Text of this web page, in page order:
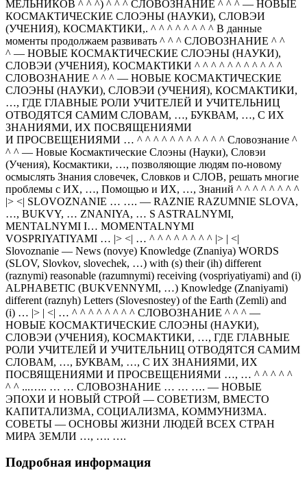
МЕЛЬНИКОВ ^ ^ ^) ^ ^ ^ СЛОВОЗНАНИЕ ^ ^ ^ — НОВЫЕ
КОСМАКТИЧЕСКИЕ СЛОЭНЫ (НАУКИ), СЛОВЭИ
(УЧЕНИЯ), КОСМАКТИКИ,. ^ ^ ^ ^ ^ ^ ^ ^ В данные
моменты продолжаем развивать ^ ^ ^ СЛОВОЗНАНИЕ ^ ^
^ — НОВЫЕ КОСМАКТИЧЕСКИЕ СЛОЭНЫ (НАУКИ),
СЛОВЭИ (УЧЕНИЯ), КОСМАКТИКИ ^ ^ ^ ^ ^ ^ ^ ^ ^ ^ ^
СЛОВОЗНАНИЕ ^ ^ ^ — НОВЫЕ КОСМАКТИЧЕСКИЕ
СЛОЭНЫ (НАУКИ), СЛОВЭИ (УЧЕНИЯ), КОСМАКТИКИ,
…, ГДЕ ГЛАВНЫЕ РОЛИ УЧИТЕЛЕЙ И УЧИТЕЛЬНИЦ
ОТВОДЯТСЯ САМИМ СЛОВАМ, …, БУКВАМ, …, С ИХ
ЗНАНИЯМИ, ИХ ПОСВЯЩЕНИЯМИ
И ПРОСВЕЩЕНИЯМИ … ^ ^ ^ ^ ^ ^ ^ ^ ^ ^ ^ Словознание ^
^ ^ — Новые Космактические Слоэны (Науки), Словэи
(Учения), Космактики, …, позволяющие людям по-новому
осмыслять Знания словечек, Словков и СЛОВ, решать многие
проблемы с ИХ, …, Помощью и ИХ, …, Знаний ^ ^ ^ ^ ^ ^ ^ ^
|> <| SLOVOZNANIE … …. — RAZNIE RAZUMNIE SLOVA,
…, BUKVY, … ZNANIYA, … S ASTRALNYMI,
MENTALNYMI I… MOMENTALNYMI
VOSPRIYATIYAMI … |> <| … ^ ^ ^ ^ ^ ^ ^ ^ |> | <|
Slovoznanie — News (novye) Knowledge (Znaniya) WORDS
(SLOV, Slovkov, slovechek, …) with (s) their (ih) different
(raznymi) reasonable (razumnymi) receiving (vospriyatiyami) and (i)
ALPHABETIC (BUKVENNYMI, …) Knowledge (Znaniyami)
different (raznyh) Letters (Slovesnostey) of the Earth (Zemli) and
(i) … |> | <| … ^ ^ ^ ^ ^ ^ ^ ^ СЛОВОЗНАНИЕ ^ ^ ^ —
НОВЫЕ КОСМАКТИЧЕСКИЕ СЛОЭНЫ (НАУКИ),
СЛОВЭИ (УЧЕНИЯ), КОСМАКТИКИ, …, ГДЕ ГЛАВНЫЕ
РОЛИ УЧИТЕЛЕЙ И УЧИТЕЛЬНИЦ ОТВОДЯТСЯ САМИМ
СЛОВАМ, …, БУКВАМ, …, С ИХ ЗНАНИЯМИ, ИХ
ПОСВЯЩЕНИЯМИ И ПРОСВЕЩЕНИЯМИ …, … ^ ^ ^ ^ ^
^ ^ ...….. … … СЛОВОЗНАНИЕ … … …. — НОВЫЕ
ЭПОХИ И НОВЫЙ СТРОЙ — СОВЕТИЗМ, ВМЕСТО
КАПИТАЛИЗМА, СОЦИАЛИЗМА, КОММУНИЗМА.
СОВЕТЫ — ОСНОВЫ ЖИЗНИ ЛЮДЕЙ ВСЕХ СТРАН
МИРА ЗЕМЛИ …, …. ….
Подробная информация